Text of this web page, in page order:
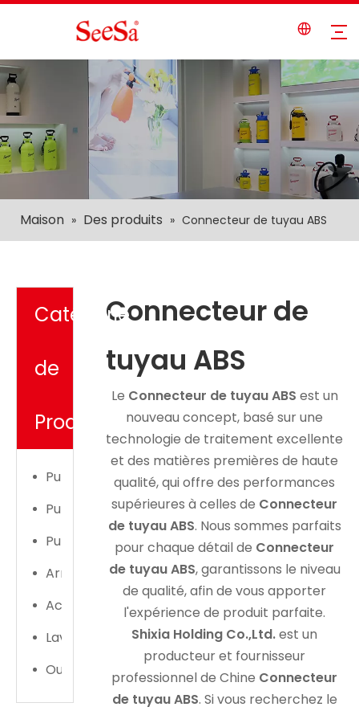
Maison » Des produits » Connecteur de tuyau ABS
Catégorie
de
Produit
Pulvérisateur électrique
Pulvérisateur manuel
Pulvérisateur électrique
Arrosoir
Accessoires de pulvérisateur
Laveuse de voiture
Outil d'irrigation de jardin
Connecteur de
tuyau ABS
Le Connecteur de tuyau ABS est un
nouveau concept, basé sur une
technologie de traitement excellente
et des matières premières de haute
qualité, qui offre des performances
supérieures à celles de Connecteur
de tuyau ABS. Nous sommes parfaits
pour chaque détail de Connecteur
de tuyau ABS, garantissons le niveau
de qualité, afin de vous apporter
l'expérience de produit parfaite.
Shixia Holding Co.,Ltd.est un
producteur et fournisseur
professionnel de Chine Connecteur
de tuyau ABS. Si vous recherchez le